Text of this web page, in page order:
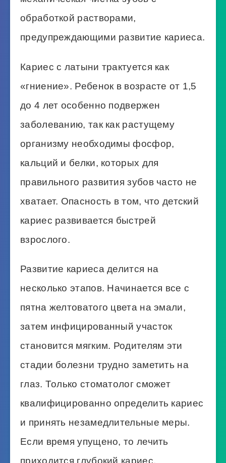
обработкой растворами,
предупреждающими развитие кариеса.
Кариес с латыни трактуется как
«гниение». Ребенок в возрасте от 1,5
до 4 лет особенно подвержен
заболеванию, так как растущему
организму необходимы фосфор,
кальций и белки, которых для
правильного развития зубов часто не
хватает. Опасность в том, что детский
кариес развивается быстрей
взрослого.
Развитие кариеса делится на
несколько этапов. Начинается все с
пятна желтоватого цвета на эмали,
затем инфицированный участок
становится мягким. Родителям эти
стадии болезни трудно заметить на
глаз. Только стоматолог сможет
квалифицированно определить кариес
и принять незамедлительные меры.
Если время упущено, то лечить